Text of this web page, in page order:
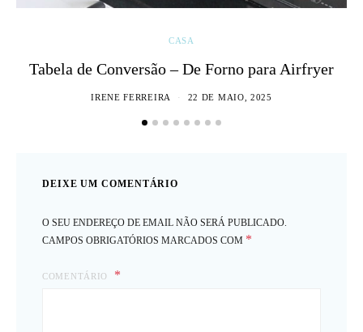
CASA
Tabela de Conversão – De Forno para Airfryer
IRENE FERREIRA 22 DE MAIO, 2025
DEIXE UM COMENTÁRIO
O SEU ENDEREÇO DE EMAIL NÃO SERÁ PUBLICADO.
CAMPOS OBRIGATÓRIOS MARCADOS COM *
COMENTÁRIO